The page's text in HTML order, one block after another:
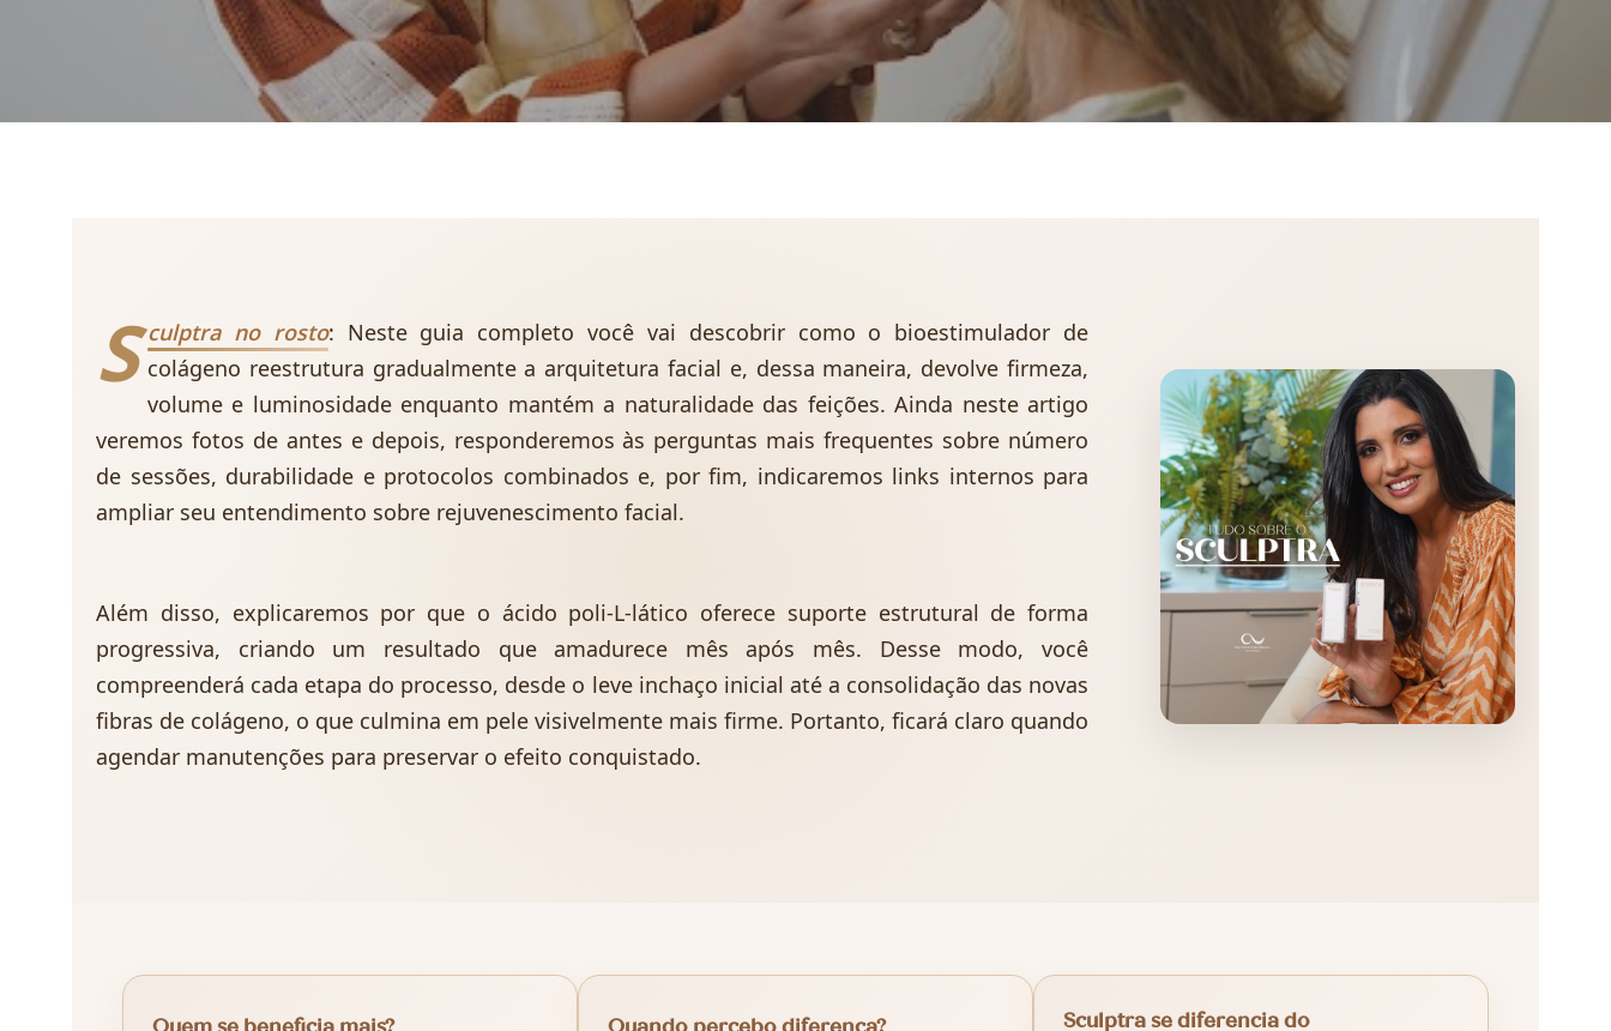
S culptra no rosto: Neste guia completo você vai descobrir como o bioestimulador de
colágeno reestrutura gradualmente a arquitetura facial e, dessa maneira, devolve firmeza,
volume e luminosidade enquanto mantém a naturalidade das feições. Ainda neste artigo
veremos fotos de antes e depois, responderemos às perguntas mais frequentes sobre número
de sessões, durabilidade e protocolos combinados e, por fim, indicaremos links internos para
ampliar seu entendimento sobre rejuvenescimento facial.
Além disso, explicaremos por que o ácido poli‑L‑lático oferece suporte estrutural de forma
progressiva, criando um resultado que amadurece mês após mês. Desse modo, você
compreenderá cada etapa do processo, desde o leve inchaço inicial até a consolidação das novas
fibras de colágeno, o que culmina em pele visivelmente mais firme. Portanto, ficará claro quando
agendar manutenções para preservar o efeito conquistado.
Sculptra se diferencia do